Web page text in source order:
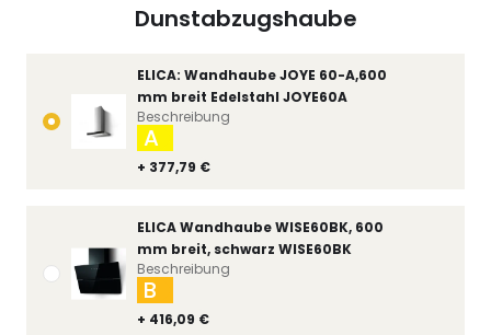
Dunstabzugshaube
ELICA: Wandhaube JOYE 60-A,600
mm breit Edelstahl JOYE60A
+ 377,79 €
A
Beschreibung
ELICA Wandhaube WISE60BK, 600
mm breit, schwarz WISE60BK
+ 416,09 €
B
Beschreibung